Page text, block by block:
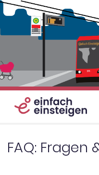
Zum
Inhalt
springen
FAQ: Fragen